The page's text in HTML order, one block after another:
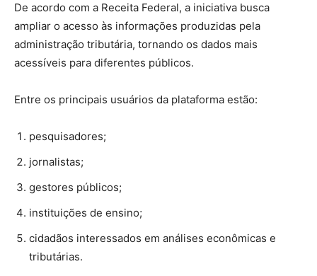
De acordo com a Receita Federal, a iniciativa busca
ampliar o acesso às informações produzidas pela
administração tributária, tornando os dados mais
acessíveis para diferentes públicos.
Entre os principais usuários da plataforma estão:
pesquisadores;
jornalistas;
gestores públicos;
instituições de ensino;
cidadãos interessados em análises econômicas e
tributárias.